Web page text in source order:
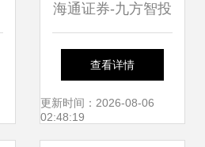
海通证券-九方智投
控股(9636.HK)公
司研究报告 以融媒
查看详情
更新时间：2026-08-06
02:48:19